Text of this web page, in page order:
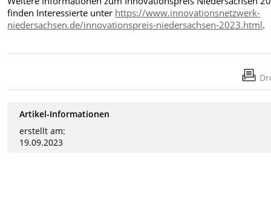
finden Interessierte unter https://www.innovationsnetzwerk-
niedersachsen.de/innovationspreis-niedersachsen-2023.html.
Artikel-Informationen
erstellt am:
19.09.2023